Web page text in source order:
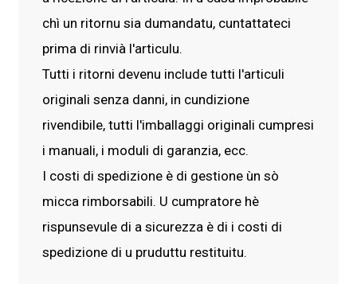
chì un ritornu sia dumandatu, cuntattateci
prima di rinvià l'articulu.
Tutti i ritorni devenu include tutti l'articuli
originali senza danni, in cundizione
rivendibile, tutti l'imballaggi originali cumpresi
i manuali, i moduli di garanzia, ecc.
I costi di spedizione è di gestione ùn sò
micca rimborsabili. U cumpratore hè
rispunsevule di a sicurezza è di i costi di
spedizione di u pruduttu restituitu.